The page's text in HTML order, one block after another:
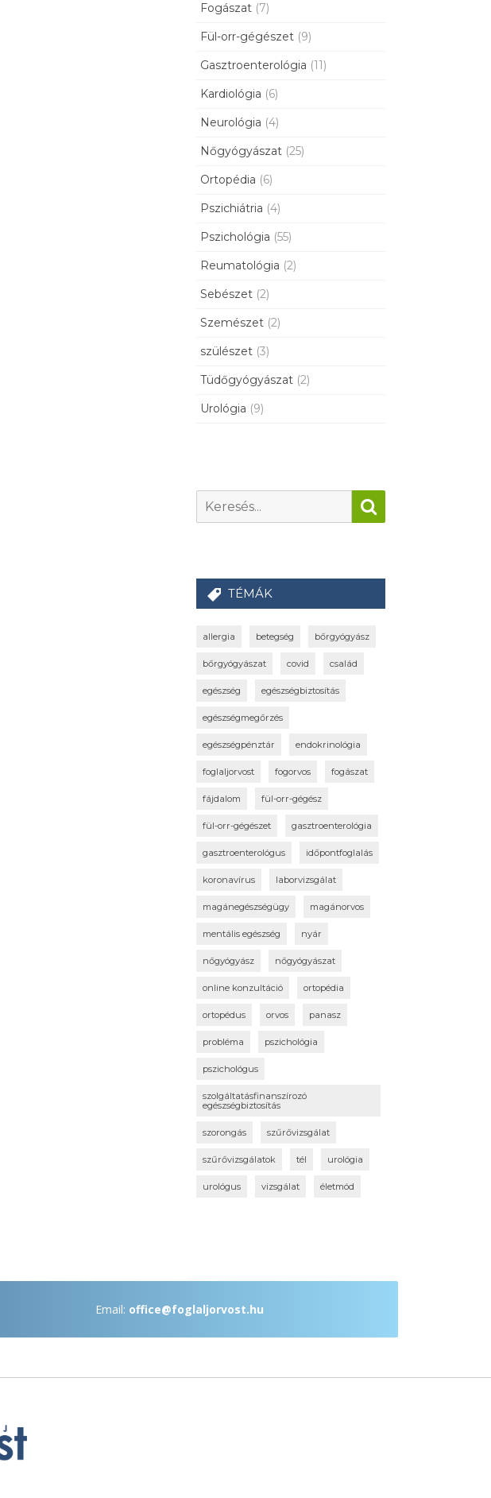
Fogászat (7)
Fül-orr-gégészet (9)
Gasztroenterológia (11)
Kardiológia (6)
Neurológia (4)
Nőgyógyászat (25)
Ortopédia (6)
Pszichiátria (4)
Pszichológia (55)
Reumatológia (2)
Sebészet (2)
Szemészet (2)
szülészet (3)
Tüdőgyógyászat (2)
Urológia (9)
TÉMÁK
allergia betegség bőrgyógyász
bőrgyógyászat covid család
egészség egészségbiztosítás
egészségmegőrzés
egészségpénztár endokrinológia
foglaljorvost fogorvos fogászat
fájdalom fül-orr-gégész
fül-orr-gégészet gasztroenterológia
gasztroenterológus időpontfoglalás
koronavírus laborvizsgálat
magánegészségügy magánorvos
mentális egészség nyár
nőgyógyász nőgyógyászat
online konzultáció ortopédia
ortopédus orvos panasz
probléma pszichológia
pszichológus
szolgáltatásfinanszírozó
egészségbiztosítás
szorongás szűrővizsgálat
szűrővizsgálatok tél urológia
urológus vizsgálat életmód
Email: office@foglaljorvost.hu